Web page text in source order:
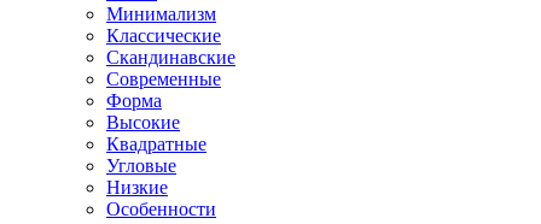
Минимализм
Классические
Скандинавские
Современные
Форма
Высокие
Квадратные
Угловые
Низкие
Особенности